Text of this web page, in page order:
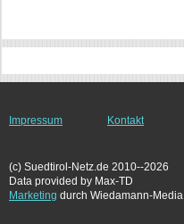
Impressum Kontakt
(c) Suedtirol-Netz.de 2010--2026
Data provided by Max-TD
Marketing durch Wiedamann-Media